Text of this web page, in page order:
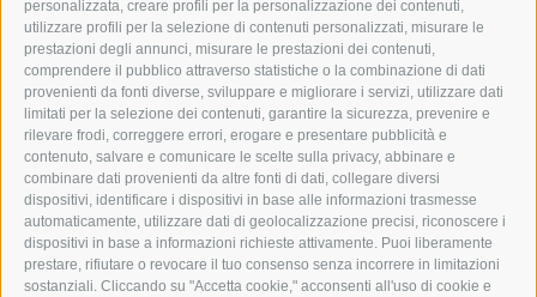
personalizzata, creare profili per la personalizzazione dei contenuti,
utilizzare profili per la selezione di contenuti personalizzati, misurare le
prestazioni degli annunci, misurare le prestazioni dei contenuti,
comprendere il pubblico attraverso statistiche o la combinazione di dati
provenienti da fonti diverse, sviluppare e migliorare i servizi, utilizzare dati
limitati per la selezione dei contenuti, garantire la sicurezza, prevenire e
rilevare frodi, correggere errori, erogare e presentare pubblicità e
contenuto, salvare e comunicare le scelte sulla privacy, abbinare e
combinare dati provenienti da altre fonti di dati, collegare diversi
dispositivi, identificare i dispositivi in base alle informazioni trasmesse
automaticamente, utilizzare dati di geolocalizzazione precisi, riconoscere i
dispositivi in base a informazioni richieste attivamente. Puoi liberamente
prestare, rifiutare o revocare il tuo consenso senza incorrere in limitazioni
sostanziali. Cliccando su "Accetta cookie," acconsenti all'uso di cookie e
ERKER
PUBBLICITÀ NELL’ERKER
PUBBLICITÀ ONLINE
ADDEBITO DIRETTO SEPA
REGOLAMENTO COMMENTI
ONLINE VOTING
SERVICE
EVENTI